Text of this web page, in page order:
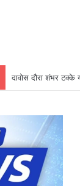
दावोस दौरा शंभर टक्के